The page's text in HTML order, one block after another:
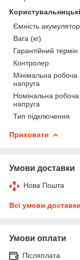
Ємність
Вага (кг)
Гарантійний термін
Контролер
Мінімальна робоча
напруга
Номінальна робоча
напруга
Тип підключення
Приховати
Умови доставки
Нова Пошта
Всі умови доставки
Умови оплати
Післяплата